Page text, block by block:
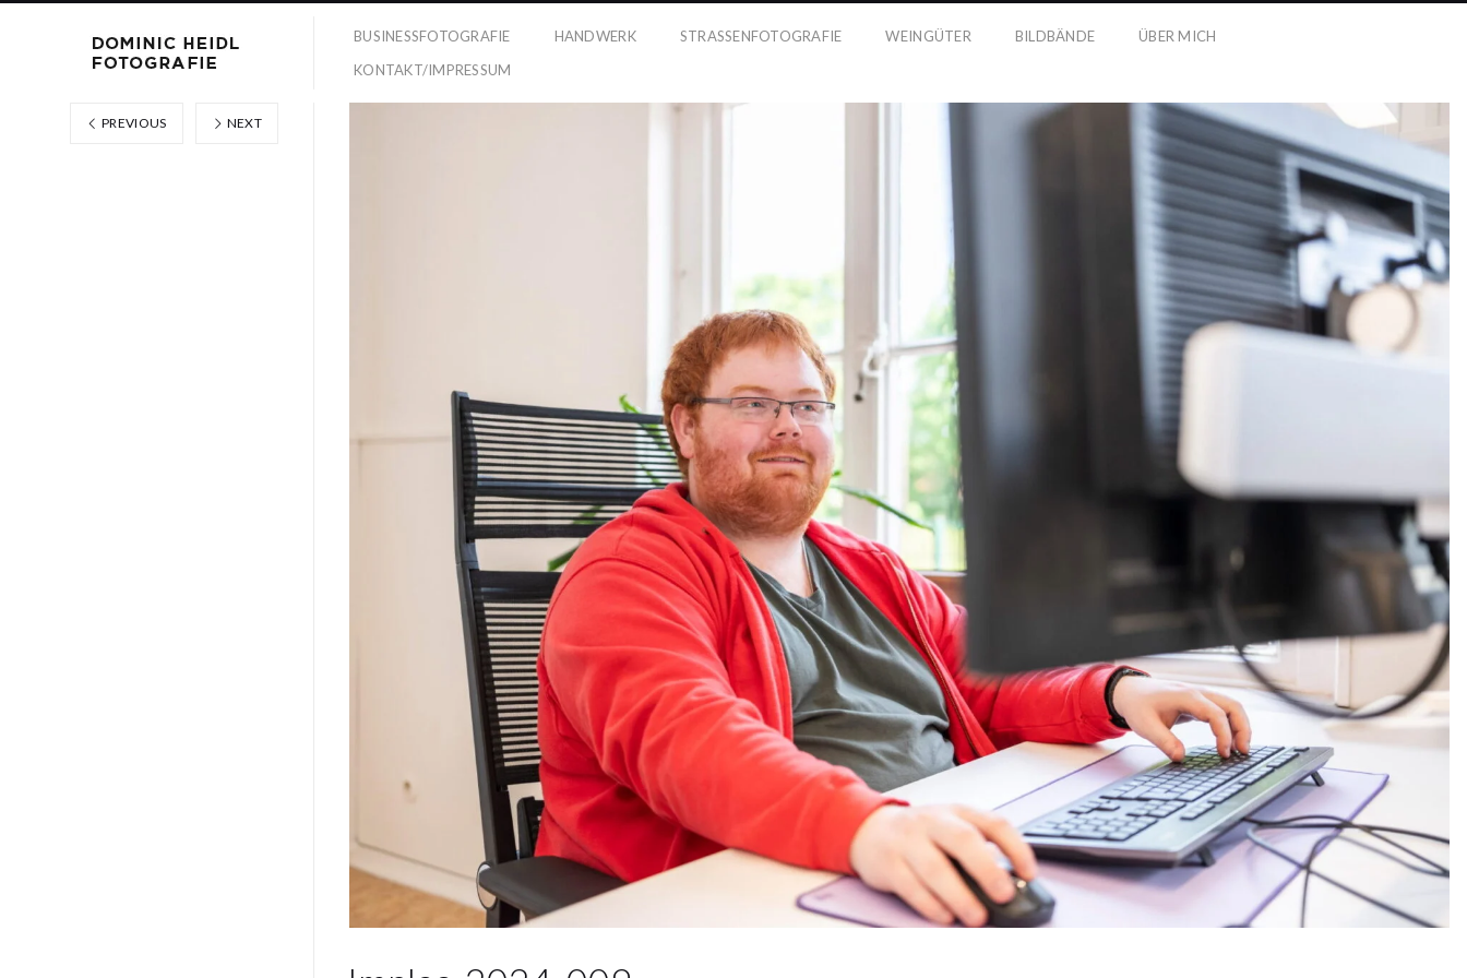
BUSINESSFOTOGRAFIE HANDWERK STRASSENFOTOGRAFIE WEINGÜTER BILDBÄNDE
ÜBER MICH
KONTAKT/IMPRESSUM
PREVIOUS NEXT